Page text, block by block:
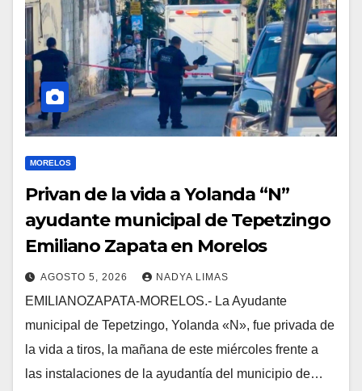
MORELOS
Privan de la vida a Yolanda “N”
ayudante municipal de Tepetzingo
Emiliano Zapata en Morelos
AGOSTO 5, 2026 NADYA LIMAS
EMILIANOZAPATA-MORELOS.- La Ayudante
municipal de Tepetzingo, Yolanda «N», fue privada de
la vida a tiros, la mañana de este miércoles frente a
las instalaciones de la ayudantía del municipio de…